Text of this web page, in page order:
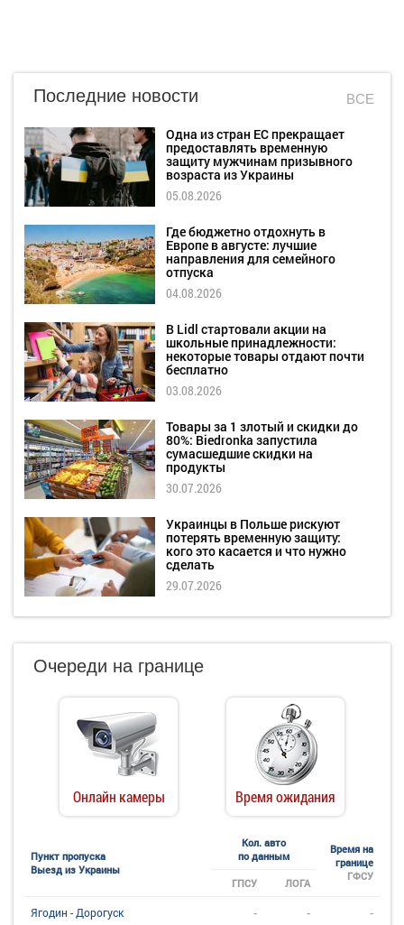
Последние новости ВСЕ
Одна из стран ЕС прекращает
предоставлять временную
защиту мужчинам призывного
возраста из Украины
05.08.2026
Где бюджетно отдохнуть в
Европе в августе: лучшие
направления для семейного
отпуска
04.08.2026
В Lidl стартовали акции на
школьные принадлежности:
некоторые товары отдают почти
бесплатно
03.08.2026
Товары за 1 злотый и скидки до
80%: Biedronka запустила
сумасшедшие скидки на
продукты
30.07.2026
Украинцы в Польше рискуют
потерять временную защиту:
кого это касается и что нужно
сделать
29.07.2026
Очереди на границе
Онлайн камеры Время ожидания
Пункт пропуска
Выезд из Украины
Кол. авто
по данным
Время на
границе
ГФСУ
ГПСУ ЛОГА
Ягодин - Дорогуск - - -